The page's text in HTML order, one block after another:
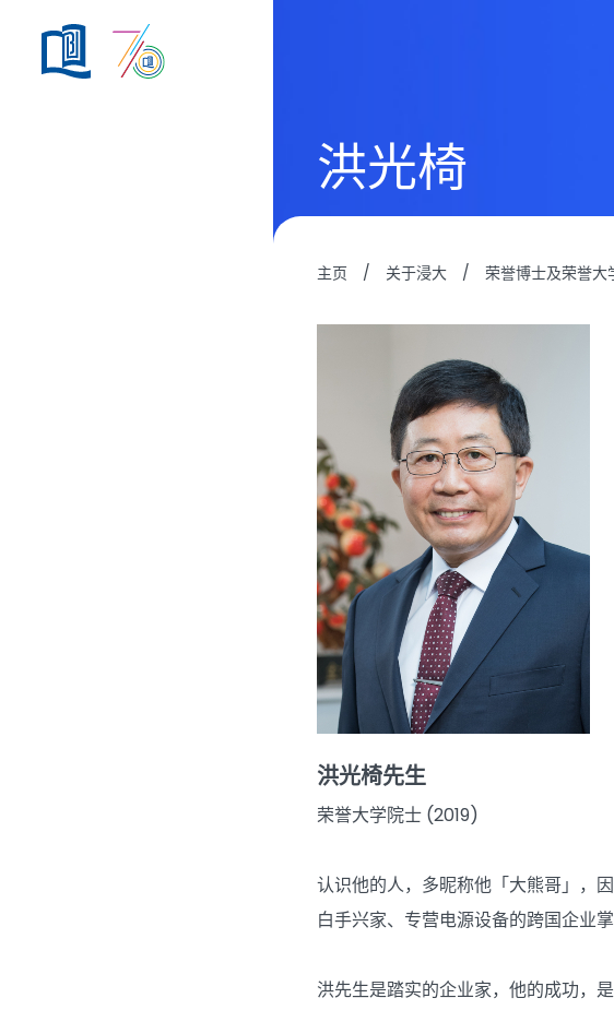
洪光椅
主页 / 关于浸大 / 荣誉博士及荣誉大
洪光椅先生
荣誉大学院士 (2019)
认识他的人，多昵称他「大熊哥」，
白手兴家、专营电源设备的跨国企业
洪先生是踏实的企业家，他的成功，